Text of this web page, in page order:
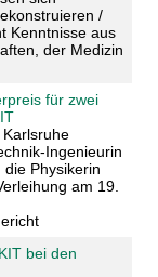
/
Kenntnisse aus
der Medizin
für zwei
Ingenieurin
Physikerin
am 19.
bei den